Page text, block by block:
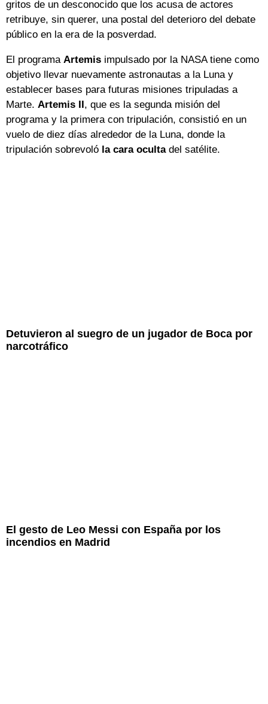
gritos de un desconocido que los acusa de actores
retribuye, sin querer, una postal del deterioro del debate
público en la era de la posverdad.
El programa Artemis impulsado por la NASA tiene como
objetivo llevar nuevamente astronautas a la Luna y
establecer bases para futuras misiones tripuladas a
Marte. Artemis II, que es la segunda misión del
programa y la primera con tripulación, consistió en un
vuelo de diez días alrededor de la Luna, donde la
tripulación sobrevoló la cara ocultadel satélite.
Detuvieron al suegro de un jugador de Boca por
narcotráfico
El gesto de Leo Messi con España por los
incendios en Madrid